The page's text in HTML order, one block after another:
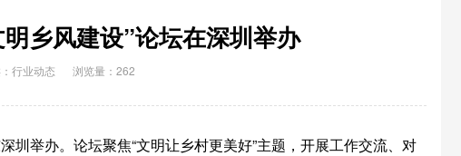
乡风建设”论坛在深圳举办
行业动态 浏览量：262
圳举办。论坛聚焦“文明让乡村更美好”主题，开展工作交流、对